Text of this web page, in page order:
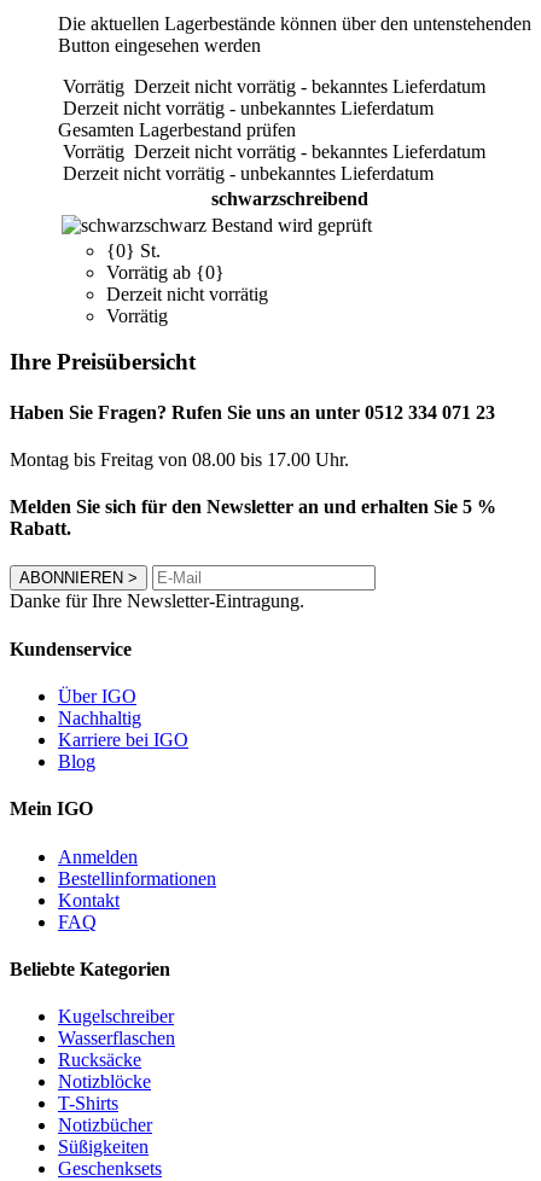
Die aktuellen Lagerbestände können über den untenstehenden
Button eingesehen werden
Vorrätig Derzeit nicht vorrätig - bekanntes Lieferdatum
Derzeit nicht vorrätig - unbekanntes Lieferdatum
Gesamten Lagerbestand prüfen
Vorrätig Derzeit nicht vorrätig - bekanntes Lieferdatum
Derzeit nicht vorrätig - unbekanntes Lieferdatum
schwarzschreibend
schwarz Bestand wird geprüft
{0} St.
Vorrätig ab {0}
Derzeit nicht vorrätig
Vorrätig
Ihre Preisübersicht
Haben Sie Fragen? Rufen Sie uns an unter 0512 334 071 23
Montag bis Freitag von 08.00 bis 17.00 Uhr.
Melden Sie sich für den Newsletter an und erhalten Sie 5 %
Rabatt.
ABONNIEREN >
Danke für Ihre Newsletter-Eintragung.
Kundenservice
Über IGO
Nachhaltig
Karriere bei IGO
Blog
Mein IGO
Anmelden
Bestellinformationen
Kontakt
FAQ
Beliebte Kategorien
Kugelschreiber
Wasserflaschen
Rucksäcke
Notizblöcke
T-Shirts
Notizbücher
Süßigkeiten
Geschenksets